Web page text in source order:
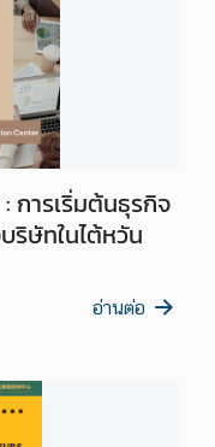
การเริ่มต้นธุรกิจ
ริษัทในไต้หวัน
อ่านต่อ